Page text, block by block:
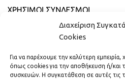
Διαχείριση
Cookies
Για να παρέχουμε την καλύτερη εμπειρία,
όπως cookies για την αποθήκευση ή/και
συσκευών. Η συγκατάθεση σε αυτές τις
ΧΡΗΣΙΜΟΙ ΣΥΝΔΕΣΜΟΙ
ΓΡΉΓΟΡΟ ΜΕΝΟΎ